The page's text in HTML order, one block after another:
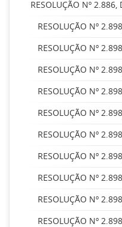
RESOLUÇÃO Nº
RESOLUÇÃO Nº
RESOLUÇÃO Nº
RESOLUÇÃO Nº
RESOLUÇÃO Nº
RESOLUÇÃO Nº
RESOLUÇÃO Nº
RESOLUÇÃO Nº
RESOLUÇÃO Nº
RESOLUÇÃO Nº
RESOLUÇÃO Nº